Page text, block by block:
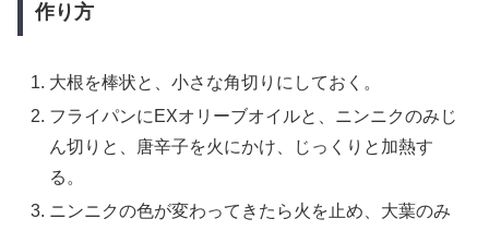
作り方
大根を棒状と、小さな角切りにしておく。
フライパンにEXオリーブオイルと、ニンニクのみじ
ん切りと、唐辛子を火にかけ、じっくりと加熱す
る。
ニンニクの色が変わってきたら火を止め、大葉のみ